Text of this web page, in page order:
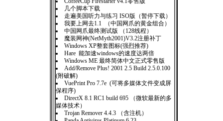
几个脚本下载
走遍美国听力与练习 ISO版（暂停下载）
我要上网去1.1 （中国网爪的黄金组合）
中国网爪最终测试版 （128线程）
魔装网神(NetMyth2001)V3.2注册补丁
Windows XP整套图标(强烈推荐)
Hare 能加速windows的速度达两倍
Windows ME 最终简体中文正式零售版
Add/Remove Plus! 2001 2.5 Build 2.5.0.100
(附破解)
VuePrint Pro 7.7e (可将多媒体文件变成屏
保程序)
DirectX 8.1 RC1 build 695 （微软最新的多
媒体技术）
Trojan Remover 4.4.3 （含注机）